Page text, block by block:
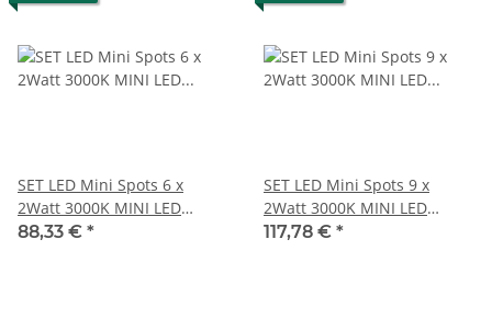
SET LED Mini Spots 6 x
2Watt 3000K MINI LED
Einbaustrahler Weiß
88,33 € *
SET LED Mini Spots 9 x
2Watt 3000K MINI LED
Einbaustrahler Dimmbar
117,78 € *